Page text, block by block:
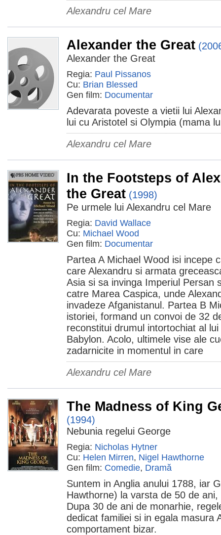
Alexandru cel Mare
Alexander the Great
Alexander the Great
Regia: Paul Pissanos
Cu: Brian Blessed
Gen film: Documentar
Adevarata poveste a vietii lui
lui cu Aristotel si Olympia (mama
Alexandru cel Mare
In the Footsteps of
the Great (1998)
Pe urmele lui Alexandru cel Mare
Regia: David Wallace
Cu: Michael Wood
Gen film: Documentar
Partea A Michael Wood isi incepe
care Alexandru si armata
Asia si sa invinga Imperiul Persan
catre Marea Caspica, unde
invadeze Afganistanul. Partea B
istoriei, formand un convoi de 32
reconstitui drumul intortochiat al
Babylon. Acolo, ultimele vise ale
zadarnicite in momentul in care
Alexandru cel Mare
The Madness of King
(1994)
Nebunia regelui George
Regia: Nicholas Hytner
Cu: Helen Mirren, Nigel Hawthorne
Gen film: Comedie, Dramă
Suntem in Anglia anului 1788, iar
Hawthorne) la varsta de 50 de
Dupa 30 de ani de monarhie,
dedicat familiei si in egala masura
comportament bizar.